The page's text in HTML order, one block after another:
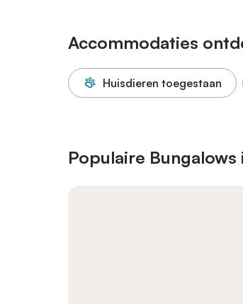
Accommodaties
Huisdieren toegestaan
Populaire